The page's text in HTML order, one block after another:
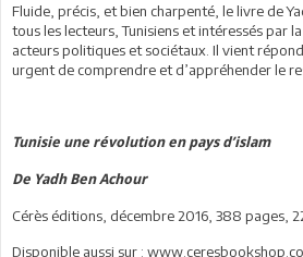
Fluide, précis, et bien charpenté, le livre de
tous les lecteurs, Tunisiens et intéressés par
acteurs politiques et sociétaux. Il vient
urgent de comprendre et d’appréhender le
Tunisie une révolution en pays d’islam
De Yadh Ben Achour
Cérès éditions, décembre 2016, 388 pages,
Disponible aussi sur :